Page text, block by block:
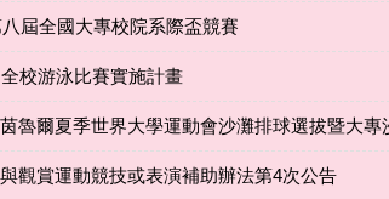
八屆全國大專校院系際盃競賽
校游泳比賽實施計畫
魯爾夏季世界大學運動會沙灘排球選拔暨大專
觀賞運動競技或表演補助辦法第4次公告